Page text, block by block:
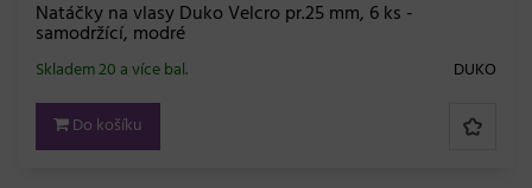
Natáčky na vlasy Duko Velcro pr.25 mm, 6 ks -
samodržící, modré
DUKO
Skladem 20 a více bal.
Do košíku